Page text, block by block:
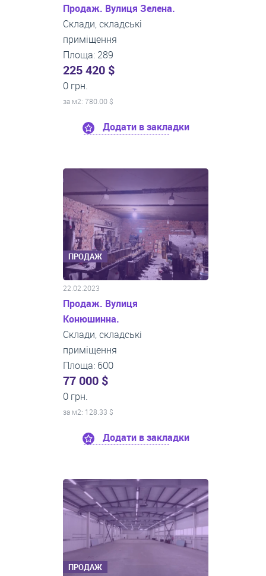
Продаж. Вулиця Зелена.
Склади, складські
приміщення
Площа: 289
225 420 $
0 грн.
за м2: 780.00 $
Додати в закладки
ПРОДАЖ
22.02.2023
Продаж. Вулиця
Конюшинна.
Склади, складські
приміщення
Площа: 600
77 000 $
0 грн.
за м2: 128.33 $
Додати в закладки
ПРОДАЖ